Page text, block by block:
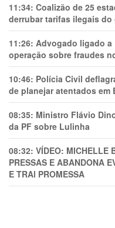
11:34: Coalizão de 25
derrubar tarifas ilegais
11:26: Advogado ligado a
operação sobre fraudes
10:46: Polícia Civil
de planejar atentados em
08:35: Ministro Flávio
da PF sobre Lulinha
08:32: VÍDEO: MICHELLE
PRESSAS E ABANDONA
E TRAl PROMESSA